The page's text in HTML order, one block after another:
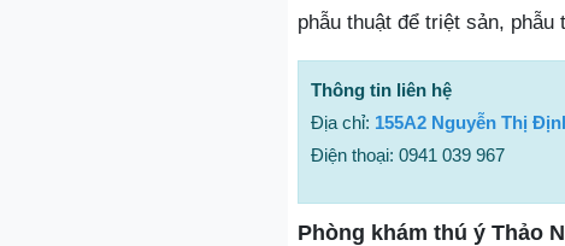
phẫu thuật để triệt sản,
Thông tin liên hệ
Địa chỉ: 155A2 Nguyễn Thị
Điện thoại: 0941 039 967
Phòng khám thú ý Thảo